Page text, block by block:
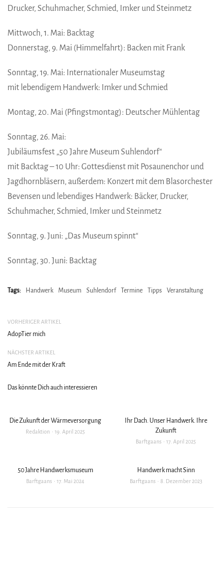
Drucker, Schuhmacher, Schmied, Imker und Steinmetz
Mittwoch, 1. Mai: Backtag
Donnerstag, 9. Mai (Himmelfahrt): Backen mit Frank
Sonntag, 19. Mai: Internationaler Museumstag
mit lebendigem Handwerk: Imker und Schmied
Montag, 20. Mai (Pfingstmontag): Deutscher Mühlentag
Sonntag, 26. Mai:
Jubiläumsfest „50 Jahre Museum Suhlendorf“
mit Backtag – 10 Uhr: Gottesdienst mit Posaunenchor und
Jagdhornbläsern, außerdem: Konzert mit dem Blasorchester
Bevensen und lebendiges Handwerk: Bäcker, Drucker,
Schuhmacher, Schmied, Imker und Steinmetz
Sonntag, 9. Juni: „Das Museum spinnt“
Sonntag, 30. Juni: Backtag
Tags: Handwerk Museum Suhlendorf Termine Tipps Veranstaltung
VORHERIGER ARTIKEL
AdopTier mich
NÄCHSTER ARTIKEL
Am Ende mit der Kraft
Das könnte Dich auch interessieren
Die Zukunft der Wärmeversorgung
Redaktion 19. April 2025
Ihr Dach. Unser Handwerk. Ihre
Zukunft
Barftgaans 17. April 2025
50 Jahre Handwerksmuseum
Barftgaans 17. Mai 2024
Handwerk macht Sinn
Barftgaans 8. Dezember 2023